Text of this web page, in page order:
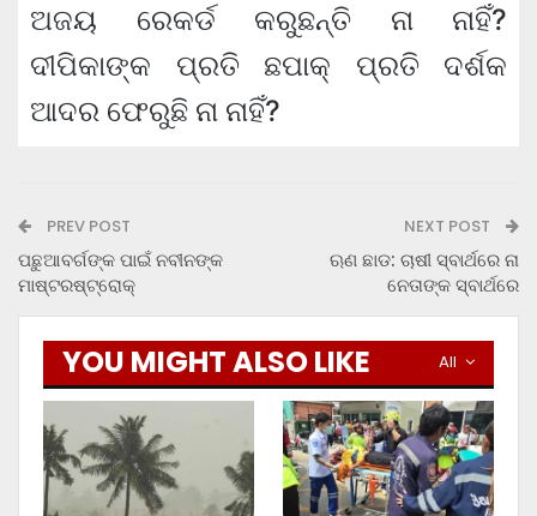
ଅଜୟ ରେକର୍ଡ କରୁଛନ୍ତି ନା ନାହିଁ?
ଦୀପିକାଙ୍କ ପ୍ରତି ଛପାକ୍ ପ୍ରତି ଦର୍ଶକ
ଆଦର ଫେରୁଛି ନା ନାହିଁ?
PREV POST
ପଛୁଆବର୍ଗଙ୍କ ପାଇଁ ନବୀନଙ୍କ
ମାଷ୍ଟରଷ୍ଟ୍ରୋକ୍
NEXT POST
ଋଣ ଛାଡ: ଚାଷୀ ସ୍ବାର୍ଥରେ ନା
ନେତାଙ୍କ ସ୍ବାର୍ଥରେ
All
YOU MIGHT ALSO LIKE